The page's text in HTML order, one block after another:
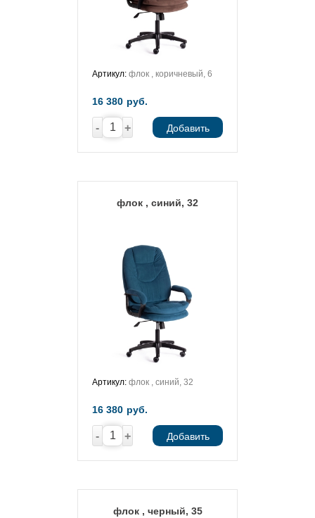
Артикул: флок , коричневый, 6
16 380 руб.
- + Добавить
флок , синий, 32
Артикул: флок , синий, 32
16 380 руб.
- + Добавить
флок , черный, 35